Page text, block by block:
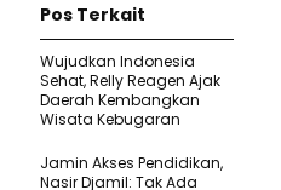
Pos Terkait
Wujudkan Indonesia
Sehat, Relly Reagen Ajak
Daerah Kembangkan
Wisata Kebugaran
Jamin Akses Pendidikan,
Nasir Djamil: Tak Ada